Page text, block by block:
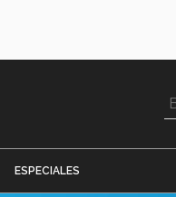
ESPECIALES